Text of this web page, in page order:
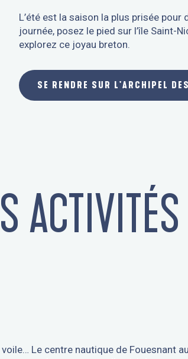
L’été est la saison la plus prisée
journée, posez le pied sur l’île Saint-
explorez ce joyau breton.
SE RENDRE SUR L'ARCHIPEL
ACTIVITÉS
Le centre nautique de Fouesnant